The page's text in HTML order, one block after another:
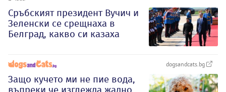
Сръбският президент Вучич и
Зеленски се срещнаха в
Белград, какво си казаха
dogsandcats.bg
Защо кучето ми не пие вода,